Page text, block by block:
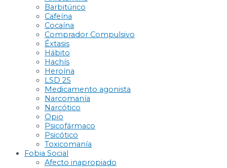
Barbitúrico
Cafeína
Cocaína
Comprador Compulsivo
Éxtasis
Hábito
Hachís
Heroína
LSD 25
Medicamento agonista
Narcomanía
Narcótico
Opio
Psicofármaco
Psicótico
Toxicomanía
Fobia Social
Afecto inapropiado